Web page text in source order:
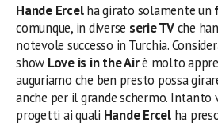
Hande Ercelha girato solamente un
comunque, in diverse serie TVche
notevole successo in Turchia.
show Love is in the Airè molto
auguriamo che ben presto possa
anche per il grande schermo.
progetti ai quali Hande Ercelha